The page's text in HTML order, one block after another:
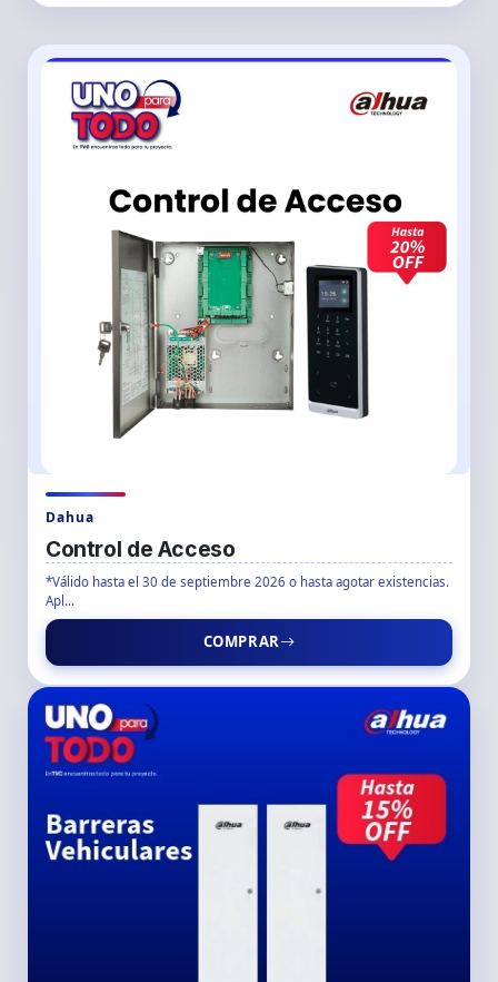
Dahua
Control de Acceso
*Válido hasta el 30 de septiembre 2026 o hasta agotar existencias.
Apl...
COMPRAR